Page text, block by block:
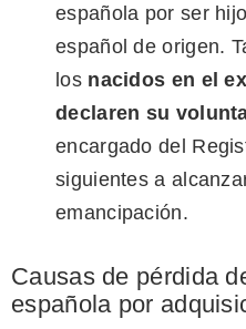
española por ser
español de origen.
los nacidos en el
declaren su
encargado del
siguientes a
emancipación.
Causas de pérdida
española por